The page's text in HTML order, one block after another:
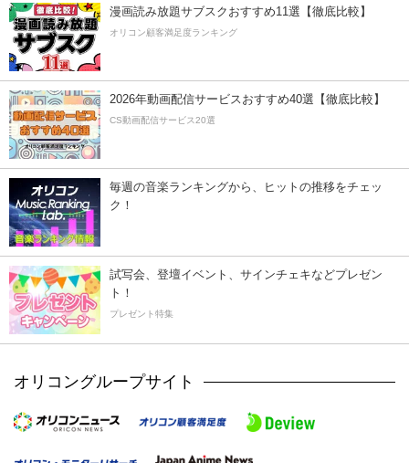
漫画読み放題サブスクおすすめ11選【徹底比較】
オリコン顧客満足度ランキング
2026年動画配信サービスおすすめ40選【徹底比較】
CS動画配信サービス20選
毎週の音楽ランキングから、ヒットの推移をチェッ
ク！
試写会、登壇イベント、サインチェキなどプレゼン
ト！
プレゼント特集
オリコングループサイト